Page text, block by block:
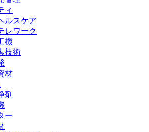
ィ
ルスケア
レワーク
機
技術
材
剤
ー